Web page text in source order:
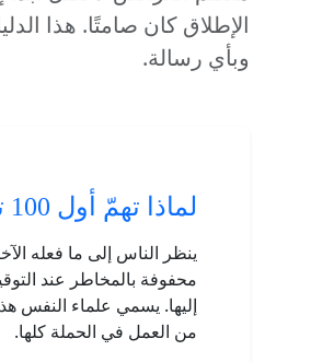
الإطلاق كان صامتًا. هذا
وبأي رسالة.
لماذا تهمّ أول 100 توقيع أكثر من الألف التالية
إليها. يسمي علماء النفس
من العمل في الحملة كلها.